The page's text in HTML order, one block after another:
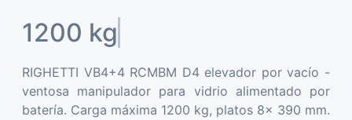
RIGHETTI VB4+4 RCMBM D4 elevador por vacío -
ventosa manipulador para vidrio alimentado por
batería. Carga máxima 1200 kg, platos 8x 390 mm.